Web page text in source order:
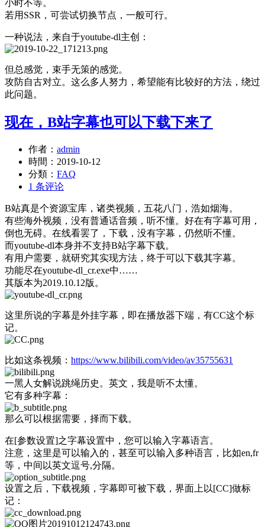
小时不等。
若用SSR，可尝试切换节点，一般可行。
一种说法，来自于youtube-dl主创：
但总感觉，束手无策的感觉。
攻防自古对立。这么多人努力，希望能有比较好的方法，绕过
此问题。
现在，B站字幕也可以下载下来了
作者： admin
時間： 2019-10-12
分類： FAQ
1 条评论
B站真是个资源宝库，诸类视频，五花八门，浩如烟海。
有些海外视频，没有普通话音频，听不懂。好在有字幕可用，
倒也无碍。在线看罢了，下载，没有字幕，仍然听不懂。
而youtube-dl本身并不支持B站字幕下载。
有用户需要，就研究其实现方法，终于可以下载其字幕。
功能尽在youtube-dl_cr.exe中……
其版本为2019.10.12版。
这里所说的字幕是外挂字幕，即在播放器下端，有CC这个标
记。
比如这条视频： https://www.bilibili.com/video/av35755631
一黑人女解说跳绳历史。英文，我是听不太懂。
它有多种字幕：
那么可以根据需要，择而下载。
在[参数设置]之字幕设置中，您可以输入字幕语言。
注意，这里是可以输入的，甚至可以输入多种语言，比如en,fr
等，中间以英文逗号,分隔。
设置之后，下载视频，字幕即可被下载，界面上以[CC]做标
记：